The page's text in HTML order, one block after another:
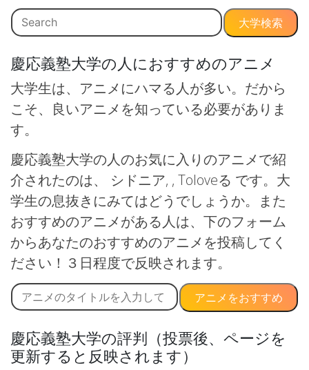
大学検索
慶応義塾大学の人におすすめのアニメ
大学生は、アニメにハマる人が多い。だから
こそ、良いアニメを知っている必要がありま
す。
慶応義塾大学の人のお気に入りのアニメで紹
介されたのは、 シドニア, , Toloveる です。大
学生の息抜きにみてはどうでしょうか。また
おすすめのアニメがある人は、下のフォーム
からあなたのおすすめのアニメを投稿してく
ださい！３日程度で反映されます。
アニメをおすすめ
慶応義塾大学の評判（投票後、ページを
更新すると反映されます）